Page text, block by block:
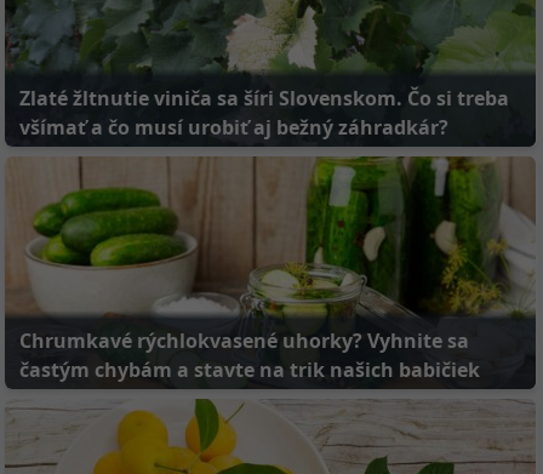
Zlaté žltnutie viniča sa šíri Slovenskom. Čo si treba
všímať a čo musí urobiť aj bežný záhradkár?
Chrumkavé rýchlokvasené uhorky? Vyhnite sa
častým chybám a stavte na trik našich babičiek